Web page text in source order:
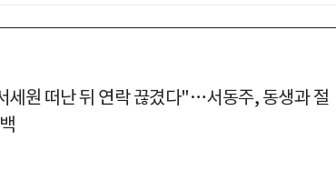
세원 떠난 뒤 연락 끊겼다"…서동주, 동생과 절